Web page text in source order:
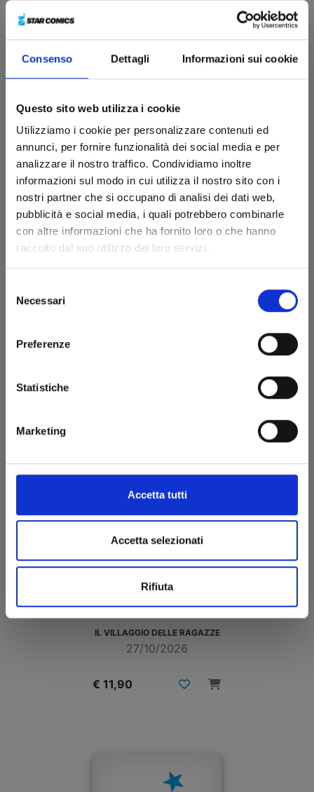
Consenso Dettagli Informazioni sui cookie
Questo sito web utilizza i cookie
Utilizziamo i cookie per personalizzare contenuti ed
annunci, per fornire funzionalità dei social media e per
analizzare il nostro traffico. Condividiamo inoltre
informazioni sul modo in cui utilizza il nostro sito con i
nostri partner che si occupano di analisi dei dati web,
pubblicità e social media, i quali potrebbero combinarle
con altre informazioni che ha fornito loro o che hanno
raccolto dal suo utilizzo dei loro servizi.
delNecessari
Preferenze
Statistiche
Marketing
Accetta tutti
Accetta selezionati
Rifiuta
IL VILLAGGIO DELLE RAGAZZE
27/10/2026
€ 11,90